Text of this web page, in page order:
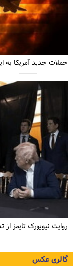
حملات جدید آمریکا به
روایت نیویورک تایمز از
گالری عکس